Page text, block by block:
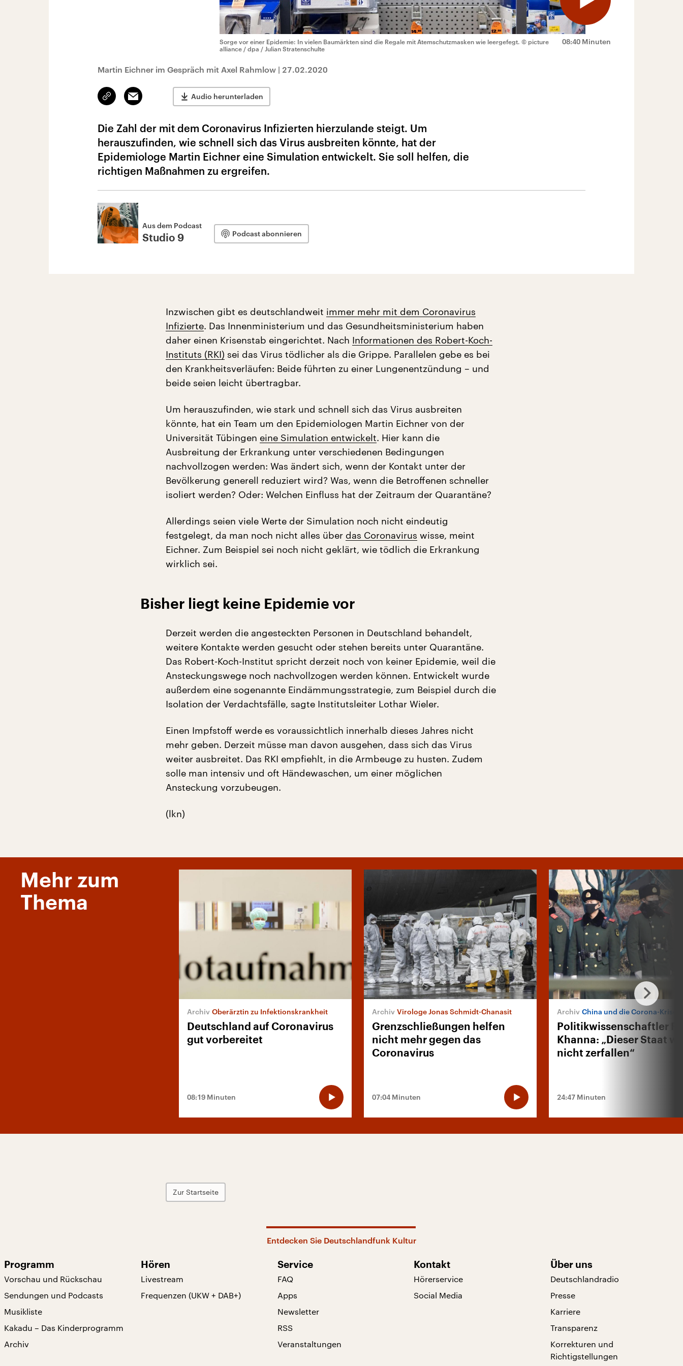
08:40 Minuten
Sorge vor einer Epidemie: In vielen Baumärkten sind die Regale mit Atemschutzmasken wie leergefegt. © picture
alliance / dpa / Julian Stratenschulte
Martin Eichner im Gespräch mit Axel Rahmlow | 27.02.2020
Link
kopieren/teilen
Email Audio herunterladen
Die Zahl der mit dem Coronavirus Infizierten hierzulande steigt. Um
herauszufinden, wie schnell sich das Virus ausbreiten könnte, hat der
Epidemiologe Martin Eichner eine Simulation entwickelt. Sie soll helfen, die
richtigen Maßnahmen zu ergreifen.
Aus dem Podcast
Studio 9 Podcast abonnieren
Inzwischen gibt es deutschlandweit immer mehr mit dem Coronavirus
Infizierte. Das Innenministerium und das Gesundheitsministerium haben
daher einen Krisenstab eingerichtet. Nach Informationen des Robert-Koch-
Instituts (RKI) sei das Virus tödlicher als die Grippe. Parallelen gebe es bei
den Krankheitsverläufen: Beide führten zu einer Lungenentzündung – und
beide seien leicht übertragbar.
Um herauszufinden, wie stark und schnell sich das Virus ausbreiten
könnte, hat ein Team um den Epidemiologen Martin Eichner von der
Universität Tübingen eine Simulation entwickelt. Hier kann die
Ausbreitung der Erkrankung unter verschiedenen Bedingungen
nachvollzogen werden: Was ändert sich, wenn der Kontakt unter der
Bevölkerung generell reduziert wird? Was, wenn die Betroffenen schneller
isoliert werden? Oder: Welchen Einfluss hat der Zeitraum der Quarantäne?
Allerdings seien viele Werte der Simulation noch nicht eindeutig
festgelegt, da man noch nicht alles über das Coronavirus wisse, meint
Eichner. Zum Beispiel sei noch nicht geklärt, wie tödlich die Erkrankung
wirklich sei.
Bisher liegt keine Epidemie vor
Derzeit werden die angesteckten Personen in Deutschland behandelt,
weitere Kontakte werden gesucht oder stehen bereits unter Quarantäne.
Das Robert-Koch-Institut spricht derzeit noch von keiner Epidemie, weil die
Ansteckungswege noch nachvollzogen werden können. Entwickelt wurde
außerdem eine sogenannte Eindämmungsstrategie, zum Beispiel durch die
Isolation der Verdachtsfälle, sagte Institutsleiter Lothar Wieler.
Einen Impfstoff werde es voraussichtlich innerhalb dieses Jahres nicht
mehr geben. Derzeit müsse man davon ausgehen, dass sich das Virus
weiter ausbreitet. Das RKI empfiehlt, in die Armbeuge zu husten. Zudem
solle man intensiv und oft Händewaschen, um einer möglichen
Ansteckung vorzubeugen.
(lkn)
Mehr zum
Thema
Oberärztin zu Infektionskrankheit
Deutschland auf Coronavirus
gut vorbereitet
08:19 Minuten
Virologe Jonas Schmidt-Chanasit
Grenzschließungen helfen
nicht mehr gegen das
Coronavirus
07:04 Minuten
China und die Corona-Krise
Politikwissenschaftler
Khanna: „Dieser Staat
nicht zerfallen“
24:47 Minuten
Zur Startseite
Entdecken Sie Deutschlandfunk Kultur
Programm
Vorschau und Rückschau
Sendungen und Podcasts
Musikliste
Kakadu – Das Kinderprogramm
Archiv
Hören
Livestream
Frequenzen (UKW + DAB+)
Service
FAQ
Apps
Newsletter
RSS
Veranstaltungen
Kontakt
Hörerservice
Social Media
Über uns
Deutschlandradio
Presse
Karriere
Transparenz
Korrekturen und
Richtigstellungen